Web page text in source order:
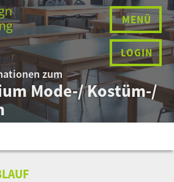
MENÜ
LOGIN
zum
Mode-/ Kostüm-/